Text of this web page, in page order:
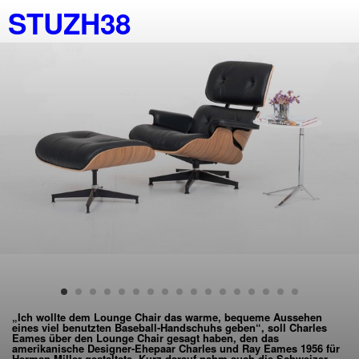
STUZH38
„Ich wollte dem Lounge Chair das warme, bequeme Aussehen
eines viel benutzten Baseball-Handschuhs geben“, soll Charles
Eames über den Lounge Chair gesagt haben, den das
amerikanische Designer-Ehepaar Charles und Ray Eames 1956 für